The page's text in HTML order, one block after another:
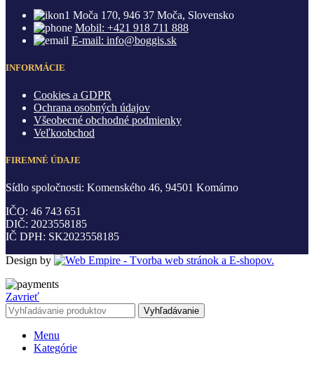
Moča 170, 946 37 Moča, Slovensko
Mobil: +421 918 711 888
E-mail: info@boggis.sk
INFORMÁCIE
Cookies a GDPR
Ochrana osobných údajov
Všeobecné obchodné podmienky
Veľkoobchod
FIREMNÉ ÚDAJE
Sídlo spoločnosti: Komenského 46, 94501 Komárno
IČO: 46 743 651
DIČ: 2023558185
IČ DPH: SK2023558185
Design by
Zavrieť
Vyhľadávanie
Menu
Kategórie